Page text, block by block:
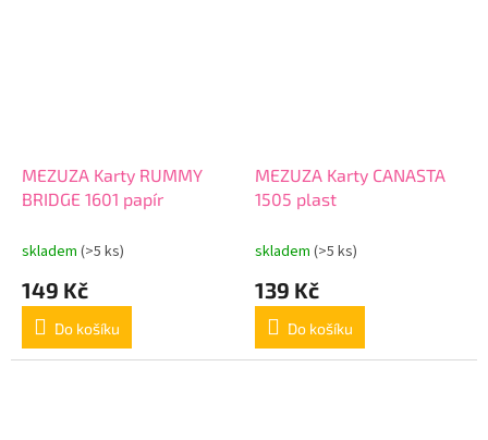
MEZUZA Karty RUMMY
BRIDGE 1601 papír
skladem (>5 ks)
149 Kč
Do košíku
MEZUZA Karty CANASTA
1505 plast
skladem (>5 ks)
139 Kč
Do košíku